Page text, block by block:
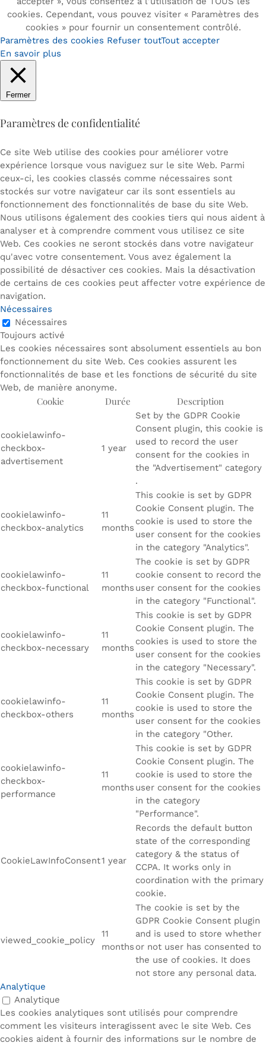
cookies. Cependant, vous pouvez visiter « Paramètres des
cookies » pour fournir un consentement contrôlé.
Paramètres des cookies Refuser toutTout accepter
En savoir plus
Fermer
Paramètres de confidentialité
Ce site Web utilise des cookies pour améliorer votre
expérience lorsque vous naviguez sur le site Web. Parmi
ceux-ci, les cookies classés comme nécessaires sont
stockés sur votre navigateur car ils sont essentiels au
fonctionnement des fonctionnalités de base du site Web.
Nous utilisons également des cookies tiers qui nous aident à
analyser et à comprendre comment vous utilisez ce site
Web. Ces cookies ne seront stockés dans votre navigateur
qu'avec votre consentement. Vous avez également la
possibilité de désactiver ces cookies. Mais la désactivation
de certains de ces cookies peut affecter votre expérience de
navigation.
Nécessaires
Nécessaires
Toujours activé
Les cookies nécessaires sont absolument essentiels au bon
fonctionnement du site Web. Ces cookies assurent les
fonctionnalités de base et les fonctions de sécurité du site
Web, de manière anonyme.
Cookie Durée Description
cookielawinfo-
checkbox-
advertisement
1 year
Set by the GDPR Cookie
Consent plugin, this cookie is
used to record the user
consent for the cookies in
the "Advertisement" category
.
cookielawinfo-
checkbox-analytics
11
months
This cookie is set by GDPR
Cookie Consent plugin. The
cookie is used to store the
user consent for the cookies
in the category "Analytics".
cookielawinfo-
checkbox-functional
11
months
The cookie is set by GDPR
cookie consent to record the
user consent for the cookies
in the category "Functional".
cookielawinfo-
checkbox-necessary
11
months
This cookie is set by GDPR
Cookie Consent plugin. The
cookies is used to store the
user consent for the cookies
in the category "Necessary".
cookielawinfo-
checkbox-others
11
months
This cookie is set by GDPR
Cookie Consent plugin. The
cookie is used to store the
user consent for the cookies
in the category "Other.
cookielawinfo-
checkbox-
performance
11
months
This cookie is set by GDPR
Cookie Consent plugin. The
cookie is used to store the
user consent for the cookies
in the category
"Performance".
CookieLawInfoConsent1 year
Records the default button
state of the corresponding
category & the status of
CCPA. It works only in
coordination with the primary
cookie.
viewed_cookie_policy
11
months
The cookie is set by the
GDPR Cookie Consent plugin
and is used to store whether
or not user has consented to
the use of cookies. It does
not store any personal data.
Analytique
Analytique
Les cookies analytiques sont utilisés pour comprendre
comment les visiteurs interagissent avec le site Web. Ces
cookies aident à fournir des informations sur le nombre de